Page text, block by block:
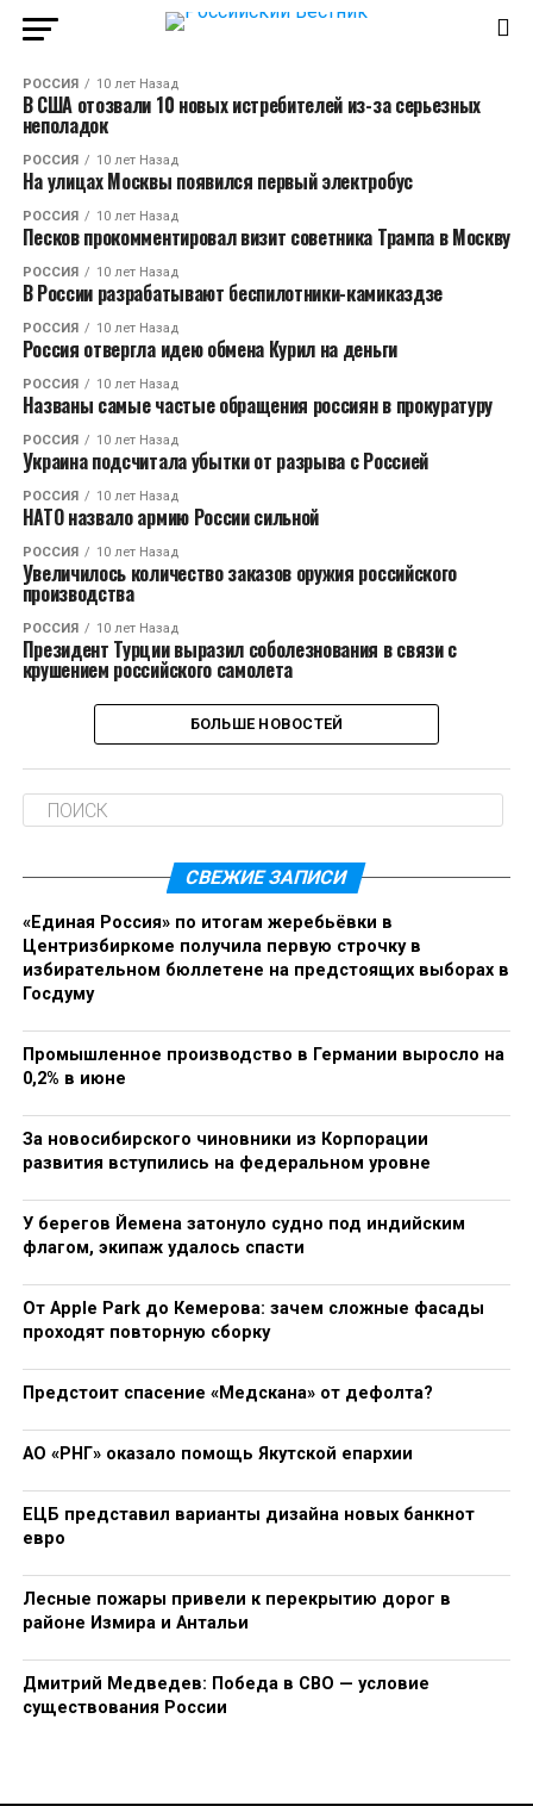
РОССИЯ 10 лет Назад
В США отозвали 10 новых истребителей из-за серьезных
неполадок
РОССИЯ 10 лет Назад
На улицах Москвы появился первый электробус
РОССИЯ 10 лет Назад
Песков прокомментировал визит советника Трампа в Москву
РОССИЯ 10 лет Назад
В России разрабатывают беспилотники-камиказдзе
РОССИЯ 10 лет Назад
Россия отвергла идею обмена Курил на деньги
РОССИЯ 10 лет Назад
Названы самые частые обращения россиян в прокуратуру
РОССИЯ 10 лет Назад
Украина подсчитала убытки от разрыва с Россией
РОССИЯ 10 лет Назад
НАТО назвало армию России сильной
РОССИЯ 10 лет Назад
Увеличилось количество заказов оружия российского
производства
РОССИЯ 10 лет Назад
Президент Турции выразил соболезнования в связи с
крушением российского самолета
БОЛЬШЕ НОВОСТЕЙ
СВЕЖИЕ ЗАПИСИ
«Единая Россия» по итогам жеребьёвки в
Центризбиркоме получила первую строчку в
избирательном бюллетене на предстоящих выборах в
Госдуму
Промышленное производство в Германии выросло на
0,2% в июне
За новосибирского чиновники из Корпорации
развития вступились на федеральном уровне
У берегов Йемена затонуло судно под индийским
флагом, экипаж удалось спасти
От Apple Park до Кемерова: зачем сложные фасады
проходят повторную сборку
Предстоит спасение «Медскана» от дефолта?
АО «РНГ» оказало помощь Якутской епархии
ЕЦБ представил варианты дизайна новых банкнот
евро
Лесные пожары привели к перекрытию дорог в
районе Измира и Антальи
Дмитрий Медведев: Победа в СВО — условие
существования России